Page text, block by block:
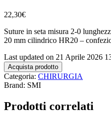
22,30€
Suture in seta misura 2-0
20 mm cilindrico HR20 –
Last updated on 21 Aprile 2026
Acquista prodotto
Categoria: CHIRURGIA
Brand: SMI
Prodotti correlati